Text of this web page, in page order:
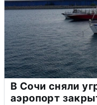
В Сочи сняли
аэропорт